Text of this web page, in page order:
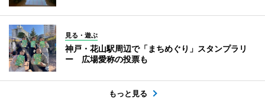
見る・遊ぶ
神戸・花山駅周辺で「まちめぐり」スタンプラリ
ー 広場愛称の投票も
もっと見る